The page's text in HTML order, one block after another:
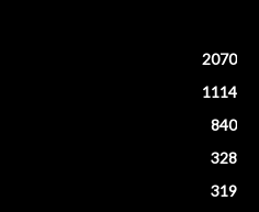
2070
1114
840
328
319